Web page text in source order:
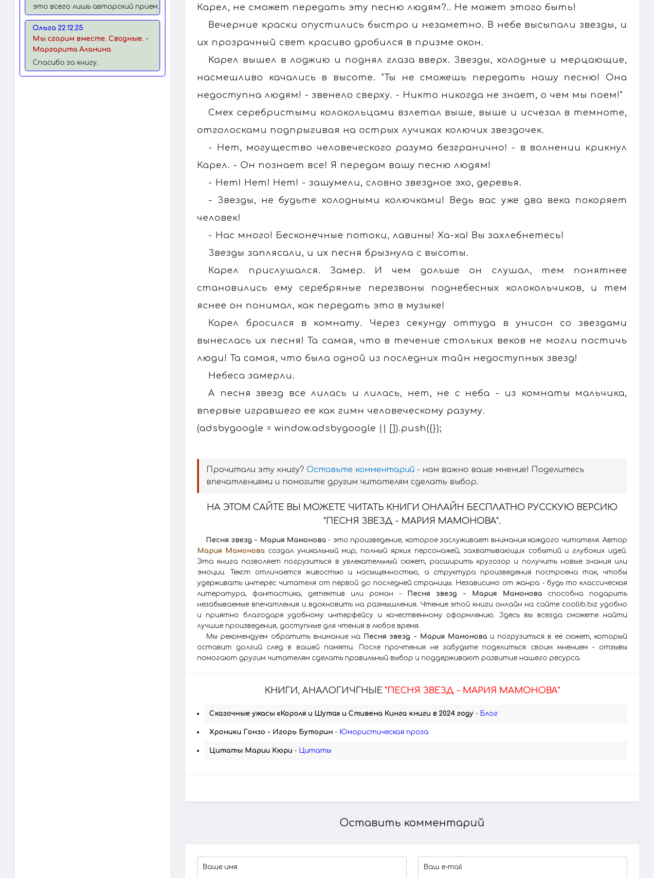
это всего лишь авторский прием.
Ольга 22.12.25
Мы сгорим вместе. Сводные. -
Маргарита Аланина
Спасибо за книгу.
Карел, не сможет передать эту песню людям?.. Не может этого быть!
Вечерние краски опустились быстро и незаметно. В небе высыпали звезды, и
их прозрачный свет красиво дробился в призме окон.
Карел вышел в лоджию и поднял глаза вверх. Звезды, холодные и мерцающие,
насмешливо качались в высоте. "Ты не сможешь передать нашу песню! Она
недоступна людям! - звенело сверху. - Никто никогда не знает, о чем мы поем!"
Смех серебристыми колокольцами взлетал выше, выше и исчезал в темноте,
отголосками подпрыгивая на острых лучиках колючих звездочек.
- Нет, могущество человеческого разума безгранично! - в волнении крикнул
Карел. - Он познает все! Я передам вашу песню людям!
- Нет! Нет! Нет! - зашумели, словно звездное эхо, деревья.
- Звезды, не будьте холодными колючками! Ведь вас уже два века покоряет
человек!
- Нас много! Бесконечные потоки, лавины! Ха-ха! Вы захлебнетесь!
Звезды заплясали, и их песня брызнула с высоты.
Карел прислушался. Замер. И чем дольше он слушал, тем понятнее
становились ему серебряные перезвоны поднебесных колокольчиков, и тем
яснее он понимал, как передать это в музыке!
Карел бросился в комнату. Через секунду оттуда в унисон со звездами
вынеслась их песня! Та самая, что в течение стольких веков не могли постичь
люди! Та самая, что была одной из последних тайн недоступных звезд!
Небеса замерли.
А песня звезд все лилась и лилась, нет, не с неба - из комнаты мальчика,
впервые игравшего ее как гимн человеческому разуму.
(adsbygoogle = window.adsbygoogle || []).push({});
Прочитали эту книгу? Оставьте комментарий - нам важно ваше мнение! Поделитесь
впечатлениями и помогите другим читателям сделать выбор.
НА ЭТОМ САЙТЕ ВЫ МОЖЕТЕ ЧИТАТЬ КНИГИ ОНЛАЙН БЕСПЛАТНО РУССКУЮ ВЕРСИЮ
"ПЕСНЯ ЗВЕЗД - МАРИЯ МАМОНОВА".
Песня звезд - Мария Мамонова - это произведение, которое заслуживает внимания каждого читателя. Автор
Мария Мамонова создал уникальный мир, полный ярких персонажей, захватывающих событий и глубоких идей.
Эта книга позволяет погрузиться в увлекательный сюжет, расширить кругозор и получить новые знания или
эмоции. Текст отличается живостью и насыщенностью, а структура произведения построена так, чтобы
удерживать интерес читателя от первой до последней страницы. Независимо от жанра - будь то классическая
литература, фантастика, детектив или роман -
Песня звезд - Мария Мамонова способна подарить
незабываемые впечатления и вдохновить на размышления. Чтение этой книги онлайн на сайте coollib.biz удобно
и приятно благодаря удобному интерфейсу и качественному оформлению. Здесь вы всегда сможете найти
лучшие произведения, доступные для чтения в любое время.
Мы рекомендуем обратить внимание на
Песня звезд - Мария Мамонова и погрузиться в её сюжет, который
оставит долгий след в вашей памяти. После прочтения не забудьте поделиться своим мнением - отзывы
помогают другим читателям сделать правильный выбор и поддерживают развитие нашего ресурса.
КНИГИ, АНАЛОГИЧГНЫЕ "ПЕСНЯ ЗВЕЗД - МАРИЯ МАМОНОВА"
Сказочные ужасы «Короля и Шута» и Стивена Кинга книги в 2024 году - Блог
Хроники Гонзо - Игорь Буторин - Юмористическая проза
Цитаты Марии Кюри - Цитаты
Оставить комментарий